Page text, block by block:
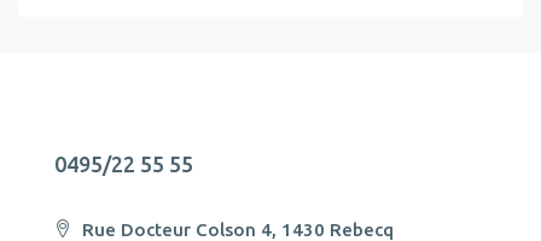
0495/22 55 55
Rue Docteur Colson 4, 1430 Rebecq